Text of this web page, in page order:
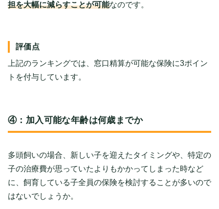
担を大幅に減らすことが可能なのです。
評価点
上記のランキングでは、窓口精算が可能な保険に3ポイン
トを付与しています。
④：加入可能な年齢は何歳までか
多頭飼いの場合、新しい子を迎えたタイミングや、特定の
子の治療費が思っていたよりもかかってしまった時など
に、飼育している子全員の保険を検討することが多いので
はないでしょうか。